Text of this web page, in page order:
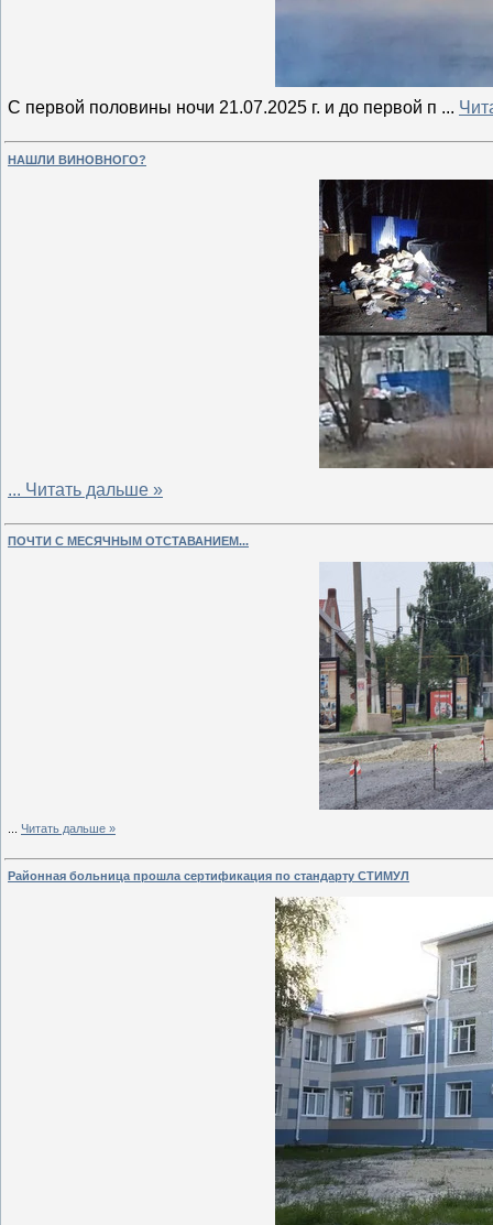
С первой половины ночи 21.07.2025 г. и до первой п ...
НАШЛИ ВИНОВНОГО?
... Читать дальше »
ПОЧТИ С МЕСЯЧНЫМ ОТСТАВАНИЕМ...
Читать дальше »
Районная больница прошла сертификация по стандарту СТИМУЛ